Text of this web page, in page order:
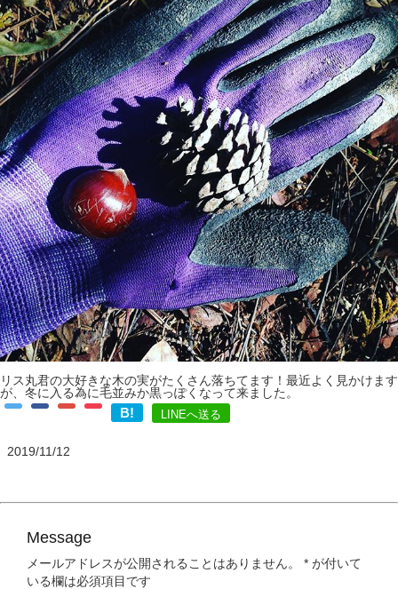
リス丸君の大好きな木の実がたくさん落ちてます！最近よく見かけます
が、冬に入る為に毛並みか黒っぽくなって来ました。
B! LINEへ送る
2019/11/12
Message
メールアドレスが公開されることはありません。 * が付いて
いる欄は必須項目です